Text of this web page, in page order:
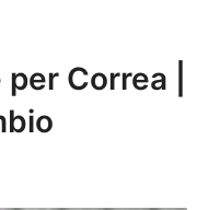
Correa |